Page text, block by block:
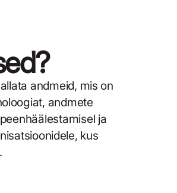
andmeid, mis on
andmete
ja
kus